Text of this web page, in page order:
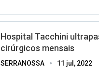
Hospital Tacchini
cirúrgicos mensais
SERRANOSSA 11 jul, 2022